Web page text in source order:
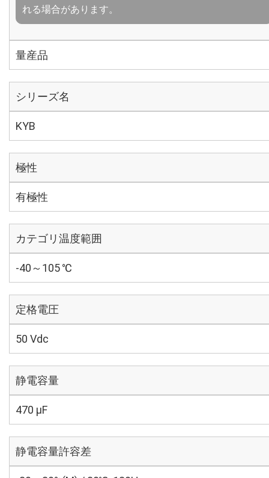
れる場合があります。
量産品
シリーズ名
KYB
極性
有極性
カテゴリ温度範囲
-40～105 ℃
定格電圧
50 Vdc
静電容量
470 µF
静電容量許容差